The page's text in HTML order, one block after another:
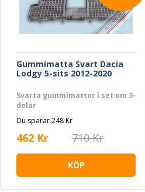
Gummimatta Svart Dacia
Lodgy 5-sits 2012-2020
Svarta gummimattor i set om 3-
delar
Du sparar 248 Kr
462 Kr 710 Kr
KÖP